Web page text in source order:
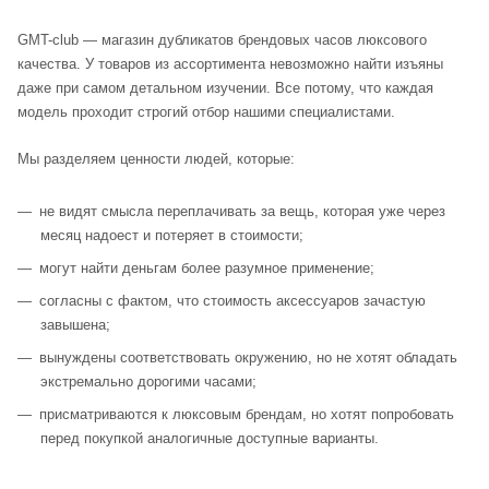
GMT-club — магазин дубликатов брендовых часов люксового
качества. У товаров из ассортимента невозможно найти изъяны
даже при самом детальном изучении. Все потому, что каждая
модель проходит строгий отбор нашими специалистами.
Мы разделяем ценности людей, которые:
не видят смысла переплачивать за вещь, которая уже через
месяц надоест и потеряет в стоимости;
могут найти деньгам более разумное применение;
согласны с фактом, что стоимость аксессуаров зачастую
завышена;
вынуждены соответствовать окружению, но не хотят обладать
экстремально дорогими часами;
присматриваются к люксовым брендам, но хотят попробовать
перед покупкой аналогичные доступные варианты.